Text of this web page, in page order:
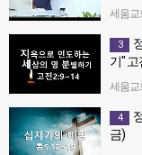
정기영
세움교
3
기"
정기영
세움교
4
금)